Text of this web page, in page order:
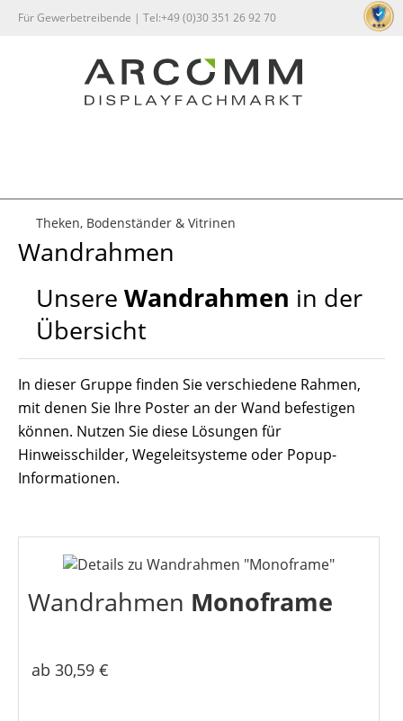
Für Gewerbetreibende | Tel:+49 (0)30 351 26 92 70
Theken, Bodenständer & Vitrinen
Wandrahmen
Unsere Wandrahmen in der
Übersicht
In dieser Gruppe finden Sie verschiedene Rahmen,
mit denen Sie Ihre Poster an der Wand befestigen
können. Nutzen Sie diese Lösungen für
Hinweisschilder, Wegeleitsysteme oder Popup-
Informationen.
Wandrahmen Monoframe
ab 30,59 €